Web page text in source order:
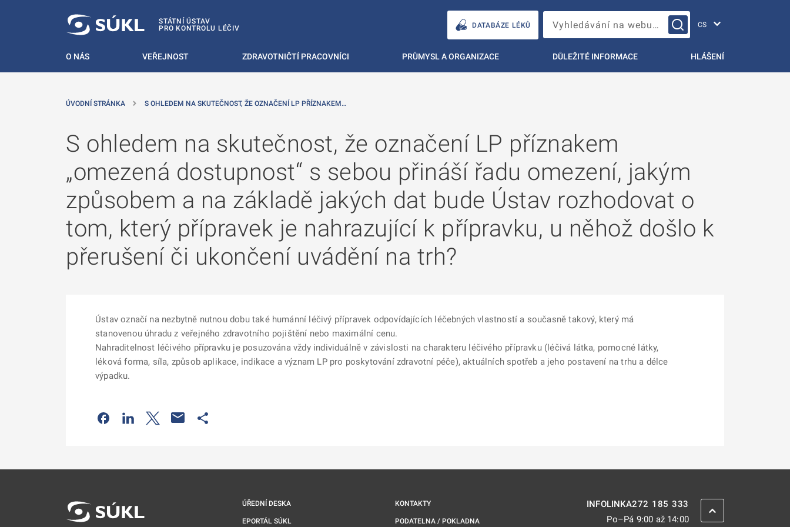
STÁTNÍ ÚSTAV
PRO KONTROLU LÉČIV
DATABÁZE LÉKŮ Vyhledávání na webu…
O NÁS VEŘEJNOST ZDRAVOTNIČTÍ PRACOVNÍCI PRŮMYSL A ORGANIZACE DŮLEŽITÉ INFORMACE HLÁŠENÍ
ÚVODNÍ STRÁNKA S OHLEDEM NA SKUTEČNOST, ŽE OZNAČENÍ LP PŘÍZNAKEM…
S ohledem na skutečnost, že označení LP příznakem
„omezená dostupnost“ s sebou přináší řadu omezení, jakým
způsobem a na základě jakých dat bude Ústav rozhodovat o
tom, který přípravek je nahrazující k přípravku, u něhož došlo k
přerušení či ukončení uvádění na trh?
Ústav označí na nezbytně nutnou dobu také humánní léčivý přípravek odpovídajících léčebných vlastností a současně takový, který má
stanovenou úhradu z veřejného zdravotního pojištění nebo maximální cenu.
Nahraditelnost léčivého přípravku je posuzována vždy individuálně v závislosti na charakteru léčivého přípravku (léčivá látka, pomocné látky,
léková forma, síla, způsob aplikace, indikace a význam LP pro poskytování zdravotní péče), aktuálních spotřeb a jeho postavení na trhu a délce
výpadku.
Odkaz se otevře na nové kartě
Odkaz se otevře na nové kartě
Odkaz se otevře na nové kartě
ÚŘEDNÍ DESKA
EPORTÁL SÚKL
KONTAKTY
PODATELNA / POKLADNA
INFOLINKA272 185 333
Po–Pá 9:00 až 14:00
ZPĚT NAHORU